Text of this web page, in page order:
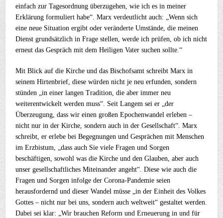
einfach zur Tagesordnung überzugehen, wie ich es in meiner
Erklärung formuliert habe“. Marx verdeutlicht auch: „Wenn sich
eine neue Situation ergibt oder veränderte Umstände, die meinen
Dienst grundsätzlich in Frage stellen, werde ich prüfen, ob ich nicht
erneut das Gespräch mit dem Heiligen Vater suchen sollte.“
Mit Blick auf die Kirche und das Bischofsamt schreibt Marx in
seinem Hirtenbrief, diese würden nicht je neu erfunden, sondern
stünden „in einer langen Tradition, die aber immer neu
weiterentwickelt werden muss“. Seit Langem sei er „der
Überzeugung, dass wir einen großen Epochenwandel erleben –
nicht nur in der Kirche, sondern auch in der Gesellschaft“. Marx
schreibt, er erlebe bei Begegnungen und Gesprächen mit Menschen
im Erzbistum, „dass auch Sie viele Fragen und Sorgen
beschäftigen, sowohl was die Kirche und den Glauben, aber auch
unser gesellschaftliches Miteinander angeht“. Diese wie auch die
Fragen und Sorgen infolge der Corona-Pandemie seien
herausfordernd und dieser Wandel müsse „in der Einheit des Volkes
Gottes – nicht nur bei uns, sondern auch weltweit“ gestaltet werden.
Dabei sei klar: „Wir brauchen Reform und Erneuerung in und für